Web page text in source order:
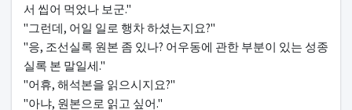
서 씹어 먹었나 보군."
"그런데, 어일 일로 행차 하셨는지요?"
"응, 조선실록 원본 좀 있나? 어우동에 관한 부분이 있는 성종
실록 본 말일세."
"어휴, 해석본을 읽으시지요?"
"아냐, 원본으로 읽고 싶어."